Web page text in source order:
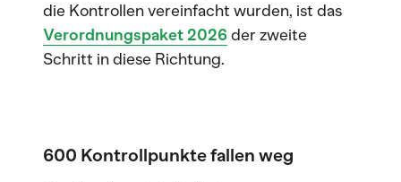
die Kontrollen vereinfacht wurden, ist das
Verordnungspaket 2026der zweite
Schritt in diese Richtung.
600 Kontrollpunkte fallen weg